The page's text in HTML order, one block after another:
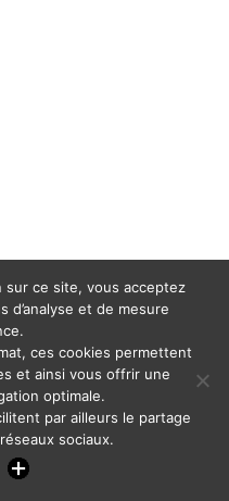
Pinterest
sur ce site, vous acceptez
d’analyse et de mesure
ces cookies permettent
et ainsi vous offrir une
optimale.
par ailleurs le partage
sociaux.